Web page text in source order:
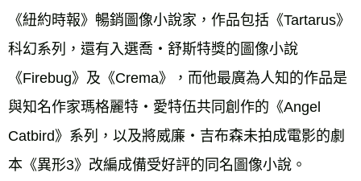
《紐約時報》暢銷圖像小說家，作品包括《Tartarus》
科幻系列，還有入選喬‧舒斯特獎的圖像小說
《Firebug》及《Crema》，而他最廣為人知的作品是
與知名作家瑪格麗特‧愛特伍共同創作的《Angel
Catbird》系列，以及將威廉‧吉布森未拍成電影的劇
本《異形3》改編成備受好評的同名圖像小說。